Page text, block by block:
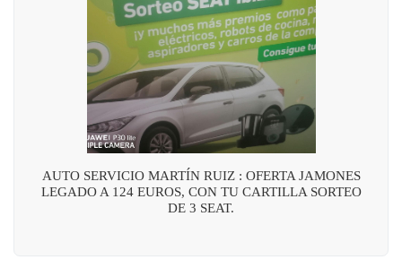
AUTO SERVICIO MARTÍN RUIZ : OFERTA JAMONES
LEGADO A 124 EUROS, CON TU CARTILLA SORTEO
DE 3 SEAT.